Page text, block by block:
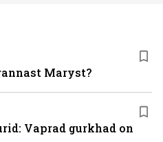
Maryst?
Vaprad gurkhad on